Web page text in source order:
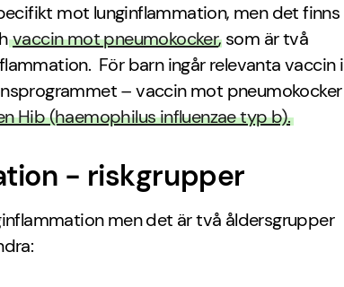
mot lunginflammation, men det finns
vaccin mot pneumokocker, som är två
För barn ingår relevanta vaccin i
– vaccin mot pneumokocker
Hib (haemophilus influenzae typ b).
- riskgrupper
men det är två åldersgrupper